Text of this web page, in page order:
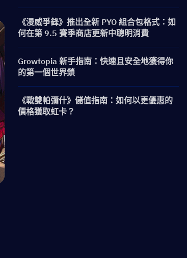
《漫威爭鋒》推出全新 PYO 組合包格式：如
何在第 9.5 賽季商店更新中聰明消費
Growtopia 新手指南：快速且安全地獲得你
的第一個世界鎖
《戰雙帕彌什》儲值指南：如何以更優惠的
價格獲取虹卡？